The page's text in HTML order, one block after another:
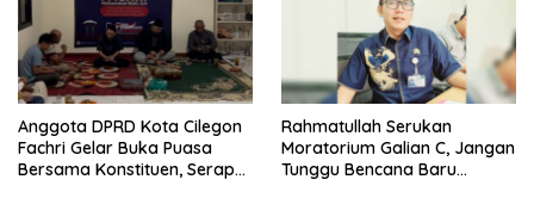
Anggota DPRD Kota Cilegon
Fachri Gelar Buka Puasa
Bersama Konstituen, Serap
Rahmatullah Serukan
Moratorium Galian C, Jangan
Tunggu Bencana Baru